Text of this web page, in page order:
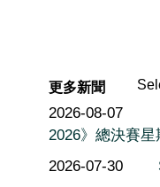
更多新聞
2026-08-07
2026》總決賽
2026-07-30